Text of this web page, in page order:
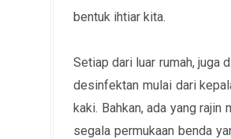
bentuk ihtiar kita.
Setiap dari luar rumah, juga
desinfektan mulai dari
kaki. Bahkan, ada yang rajin
segala permukaan benda